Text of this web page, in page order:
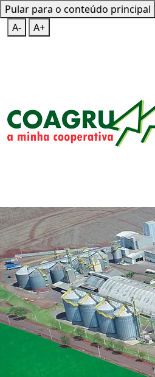
Pular para o conteúdo principal
Mapa do SiteTeclas de Atalho
A-
A+